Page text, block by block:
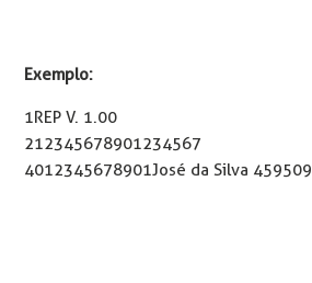
Exemplo:
1REP V. 1.00
212345678901234567
4012345678901José da Silva 459509